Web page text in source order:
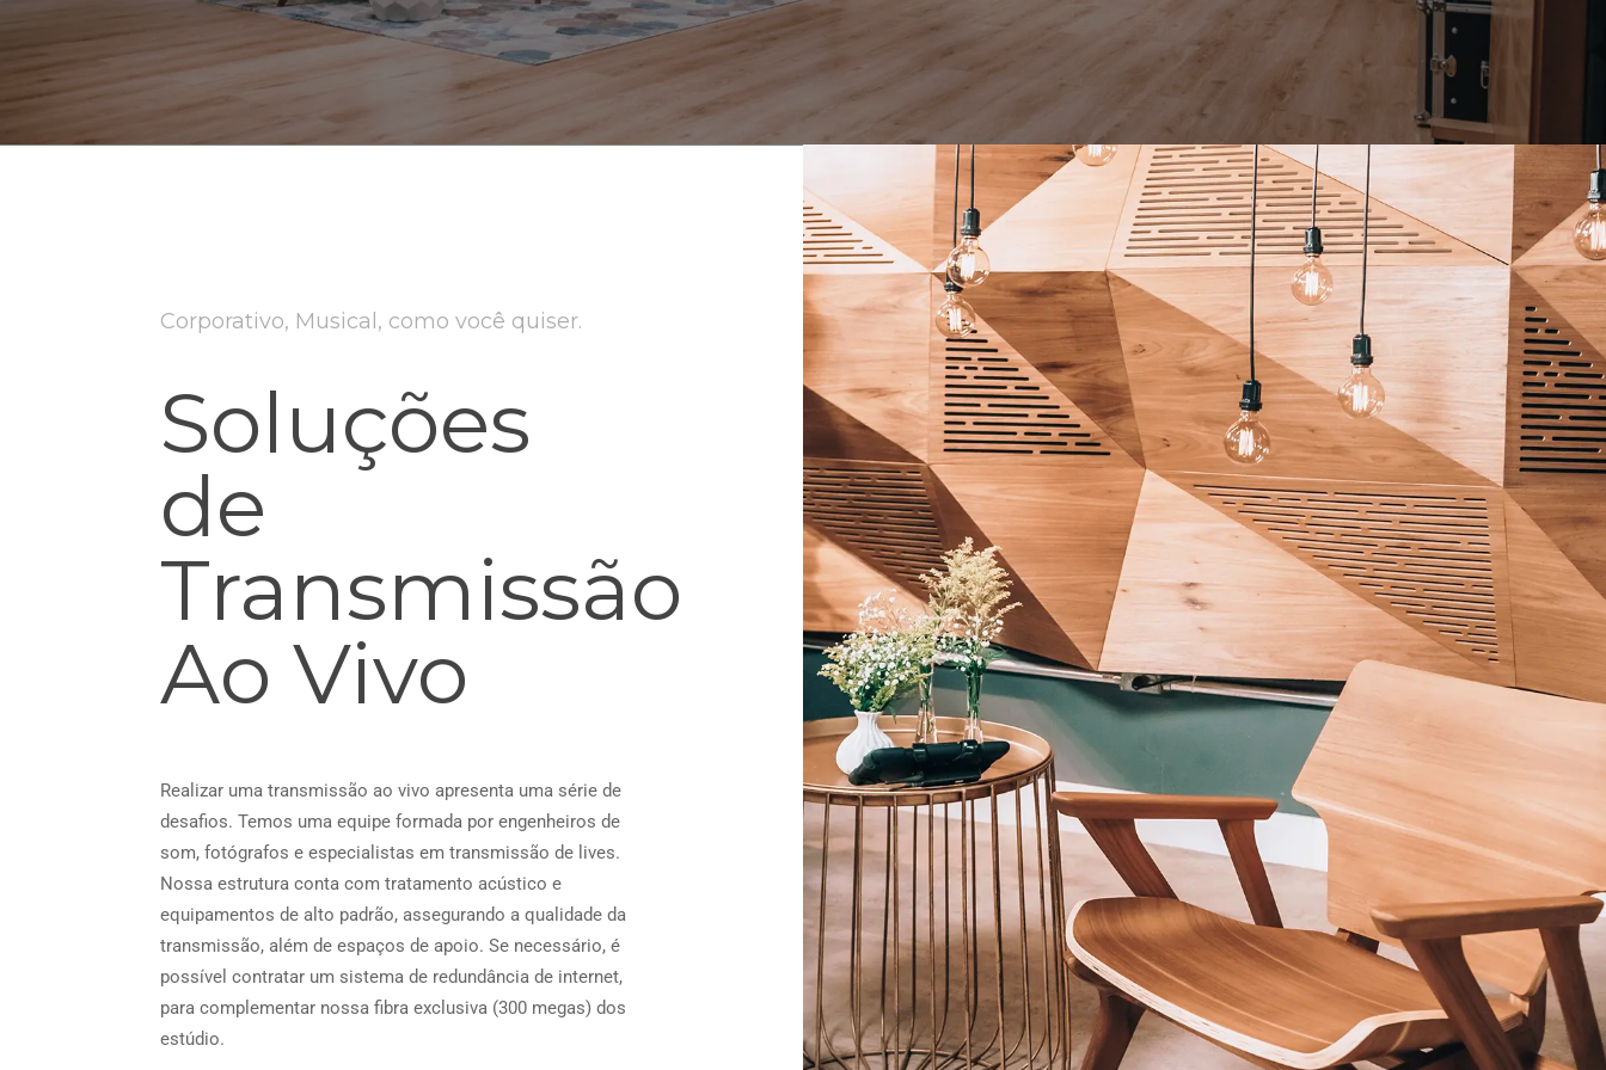
Francês Suíço
Hiberno-Inglês (Irlanda)
Sueco
Tcheco
Ucraniano
Persa
Tagalo
Português Brasileiro
Corporativo, Musical, como você quiser.
Soluções
de
Transmissão
Ao Vivo
Realizar uma transmissão ao vivo apresenta uma série de
desafios. Temos uma equipe formada por engenheiros de
som, fotógrafos e especialistas em transmissão de lives.
Nossa estrutura conta com tratamento acústico e
equipamentos de alto padrão, assegurando a qualidade da
transmissão, além de espaços de apoio. Se necessário, é
possível contratar um sistema de redundância de internet,
para complementar nossa fibra exclusiva (300 megas) dos
estúdio.